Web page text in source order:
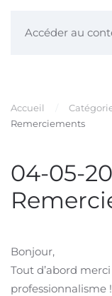
Accéder au
Accueil
Remerciements
04-05-
Bonjour,
Tout d’abord
professionnalisme !